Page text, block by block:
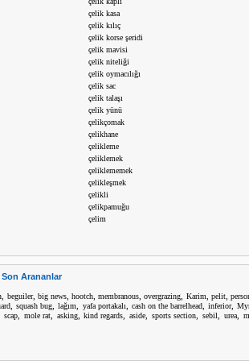
çelik kasa
çelik kılıç
çelik korse şeridi
çelik mavisi
çelik niteliği
çelik oymacılığı
çelik sac
çelik talaşı
çelik yünü
çelikçomak
çelikhane
çelikleme
çeliklemek
çeliklememek
çelikleşmek
çelikli
çelikpamuğu
çelim
Arananlar
beguiler, big news,hootch ,membranous ,overgrazing Karim pelit,
,squash bug ,lağım yafa portakalı cash on the barrelhead, inferior,
scap, mole rat, asking,kind regards ,aside ,sports section ,sebil ,urea ,